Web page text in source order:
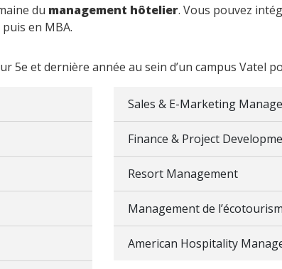
du management hôtelier. Vous pouvez
puis en MBA.
5e et dernière année au sein d’un campus Vatel
Sales & E-Marketing
Finance & Project
Resort Management
Management de
American Hospitality